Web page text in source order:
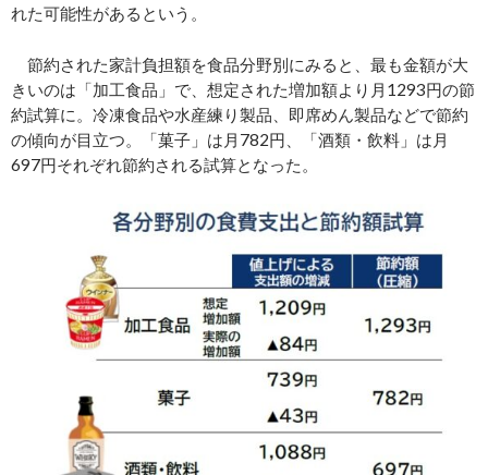
れた可能性があるという。
節約された家計負担額を食品分野別にみると、最も金額が大
きいのは「加工食品」で、想定された増加額より月1293円の節
約試算に。冷凍食品や水産練り製品、即席めん製品などで節約
の傾向が目立つ。「菓子」は月782円、「酒類・飲料」は月
697円それぞれ節約される試算となった。